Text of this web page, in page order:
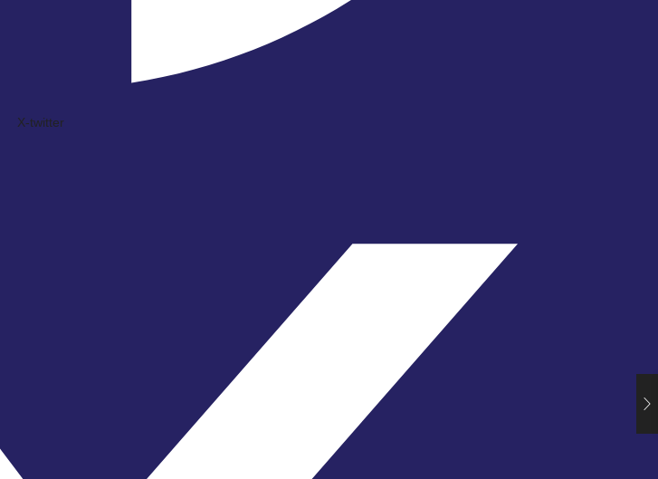
X-twitter